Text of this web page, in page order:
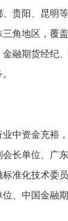
贵阳、昆明
角地区，覆
融期货经纪
业中资金充裕
会长单位、广
准化技术委
、中国金融